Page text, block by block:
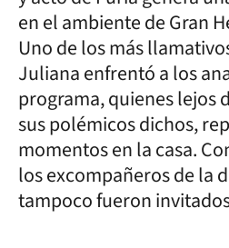
en el ambiente de Gran
Uno de los más
Juliana enfrentó a los
programa, quienes lejos
sus polémicos dichos,
momentos en la casa.
los excompañeros de la
tampoco fueron